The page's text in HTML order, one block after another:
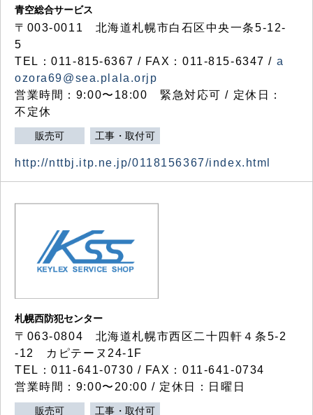
青空総合サービス
〒003-0011 北海道札幌市白石区中央一条5-12-
5
TEL：011-815-6367 / FAX：011-815-6347 / a
ozora69@sea.plala.orjp
営業時間：9:00〜18:00 緊急対応可 / 定休日：
不定休
販売可 工事・取付可
http://nttbj.itp.ne.jp/0118156367/index.html
札幌西防犯センター
〒063-0804 北海道札幌市西区二十四軒４条5-2
-12 カピテーヌ24-1F
TEL：011-641-0730 / FAX：011-641-0734
営業時間：9:00〜20:00 / 定休日：日曜日
販売可 工事・取付可